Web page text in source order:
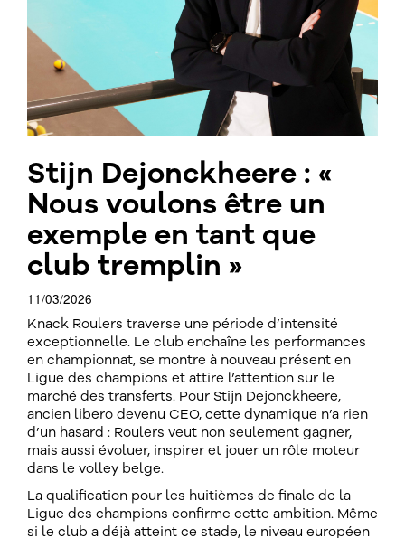
Stijn Dejonckheere : «
Nous voulons être un
exemple en tant que
club tremplin »
11/03/2026
Knack Roulers traverse une période d’intensité
exceptionnelle. Le club enchaîne les performances
en championnat, se montre à nouveau présent en
Ligue des champions et attire l’attention sur le
marché des transferts. Pour Stijn Dejonckheere,
ancien libero devenu CEO, cette dynamique n’a rien
d’un hasard : Roulers veut non seulement gagner,
mais aussi évoluer, inspirer et jouer un rôle moteur
dans le volley belge.
La qualification pour les huitièmes de finale de la
Ligue des champions confirme cette ambition. Même
si le club a déjà atteint ce stade, le niveau européen